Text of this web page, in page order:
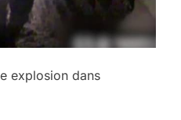
explosion dans